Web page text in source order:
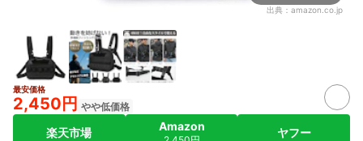
出典： amazon.co.jp
最安価格
2,450円 やや低価格
楽天市場 Amazon ヤフー